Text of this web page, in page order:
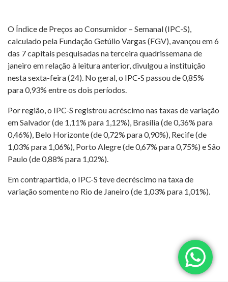
O Índice de Preços ao Consumidor – Semanal (IPC-S),
calculado pela Fundação Getúlio Vargas (FGV), avançou em 6
das 7 capitais pesquisadas na terceira quadrissemana de
janeiro em relação à leitura anterior, divulgou a instituição
nesta sexta-feira (24). No geral, o IPC-S passou de 0,85%
para 0,93% entre os dois períodos.
Por região, o IPC-S registrou acréscimo nas taxas de variação
em Salvador (de 1,11% para 1,12%), Brasília (de 0,36% para
0,46%), Belo Horizonte (de 0,72% para 0,90%), Recife (de
1,03% para 1,06%), Porto Alegre (de 0,67% para 0,75%) e São
Paulo (de 0,88% para 1,02%).
Em contrapartida, o IPC-S teve decréscimo na taxa de
variação somente no Rio de Janeiro (de 1,03% para 1,01%).